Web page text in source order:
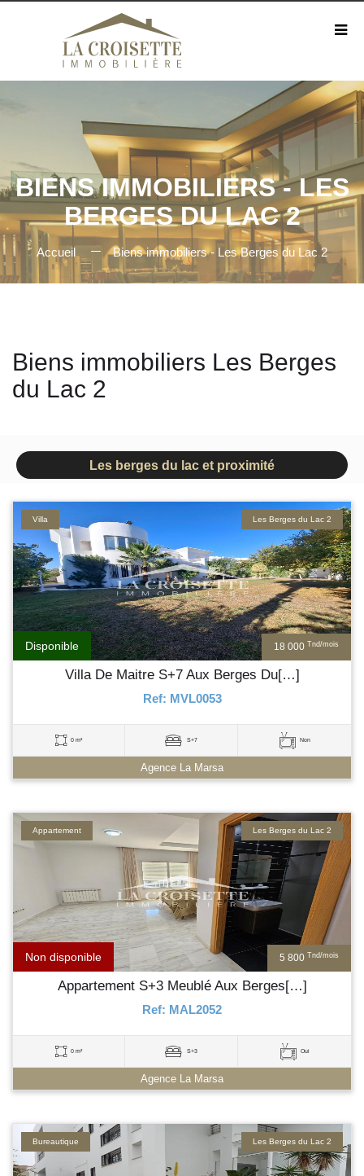
BIENS IMMOBILIERS - LES
BERGES DU LAC 2
Accueil Biens immobiliers - Les Berges du Lac 2
Biens immobiliers Les Berges
du Lac 2
Les berges du lac et proximité
18 000 Tnd/mois
Disponible
Les Berges du Lac 2
Villa
Villa De Maitre S+7 Aux Berges Du[…]
Ref: MVL0053
0 m² S+7 Non
Agence La Marsa
5 800 Tnd/mois
Non disponible
Les Berges du Lac 2
Appartement
Appartement S+3 Meublé Aux Berges[…]
Ref: MAL2052
0 m² S+3 Oui
Agence La Marsa
Les Berges du Lac 2
Bureautique